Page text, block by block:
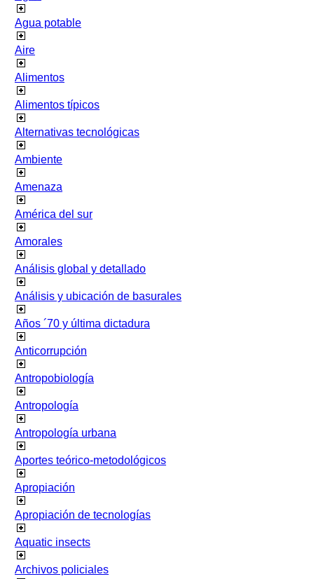
Agua potable
Aire
Alimentos
Alimentos típicos
Alternativas tecnológicas
Ambiente
Amenaza
América del sur
Amorales
Análisis global y detallado
Análisis y ubicación de basurales
Años ´70 y última dictadura
Anticorrupción
Antropobiología
Antropología
Antropología urbana
Aportes teórico-metodológicos
Apropiación
Apropiación de tecnologías
Aquatic insects
Archivos policiales